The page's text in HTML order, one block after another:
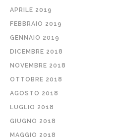
APRILE 2019
FEBBRAIO 2019
GENNAIO 2019
DICEMBRE 2018
NOVEMBRE 2018
OTTOBRE 2018
AGOSTO 2018
LUGLIO 2018
GIUGNO 2018
MAGGIO 2018